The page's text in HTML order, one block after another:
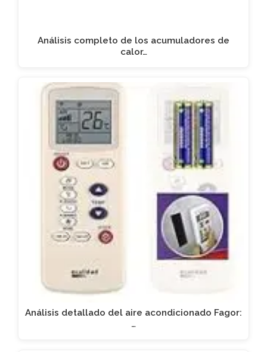
Análisis completo de los acumuladores de
calor…
Análisis detallado del aire acondicionado Fagor:
…